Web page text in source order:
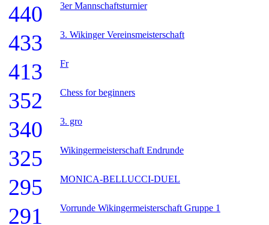
440 3er Mannschaftsturnier
433 3. Wikinger Vereinsmeisterschaft
413 Fr
352 Chess for beginners
340 3. gro
325 Wikingermeisterschaft Endrunde
295 MONICA-BELLUCCI-DUEL
291 Vorrunde Wikingermeisterschaft Gruppe 1